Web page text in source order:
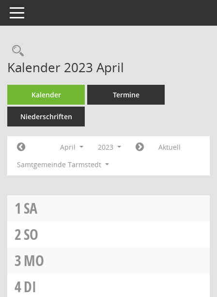
Toggle navigation
Rechercheauswahl
Kalender 2023 April
Kalender Termine
Niederschriften
April 2023
Aktuell
Samtgemeinde Tarmstedt
1 SA
2SO
3MO
4DI